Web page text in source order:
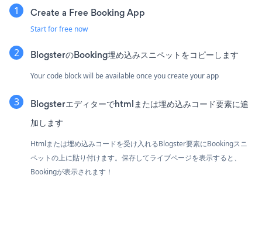
Create a Free Booking App
Start for free now
BlogsterのBooking埋め込みスニペットをコピーします
Your code block will be available once you create your app
Blogsterエディターでhtmlまたは埋め込みコード要素に追
加します
Htmlまたは埋め込みコードを受け入れるBlogster要素にBookingスニ
ペットの上に貼り付けます。保存してライブページを表示すると、
Bookingが表示されます！